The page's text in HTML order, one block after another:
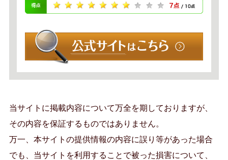
当サイトに掲載内容について万全を期しておりますが、
その内容を保証するものではありません。
万一、本サイトの提供情報の内容に誤り等があった場合
でも、当サイトを利用することで被った損害について、